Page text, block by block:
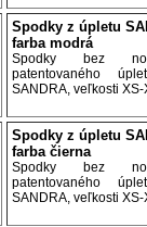
Spodky z úpletu
farba modrá
Spodky bez
patentovaného
SANDRA, veľkosti XS-
Spodky z úpletu
farba čierna
Spodky bez
patentovaného
SANDRA, veľkosti XS-